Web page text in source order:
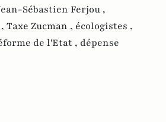
Sébastien Ferjou ,
Taxe Zucman , écologistes ,
de l'Etat , dépense